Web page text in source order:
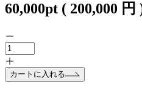
60,000pt ( 200,000 円
カートに入れる